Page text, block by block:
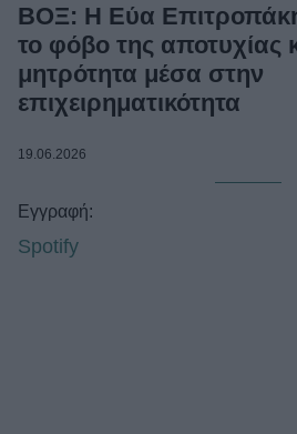
Πρόσωπα
Celebrities
Συνεντεύξεις
Success Stories
ΒΟΞ: Η Εύα Επιτροπάκη
το φόβο της αποτυχίας
μητρότητα μέσα στην
επιχειρηματικότητα
19.06.2026
Εγγραφή:
Spotify